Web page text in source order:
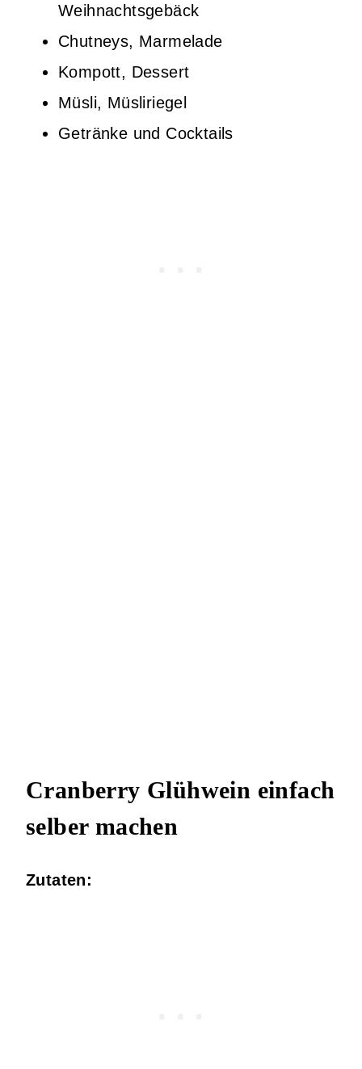
Weihnachtsgebäck
Chutneys, Marmelade
Kompott, Dessert
Müsli, Müsliriegel
Getränke und Cocktails
Cranberry Glühwein einfach
selber machen
Zutaten: